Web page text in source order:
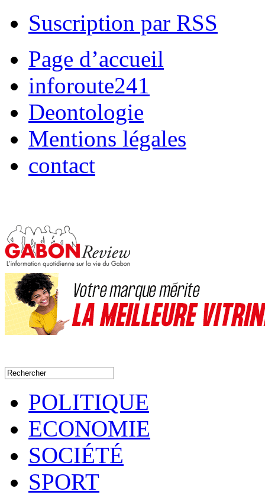
Suscription par RSS
Page d’accueil
inforoute241
Deontologie
Mentions légales
contact
POLITIQUE
ECONOMIE
SOCIÉTÉ
SPORT